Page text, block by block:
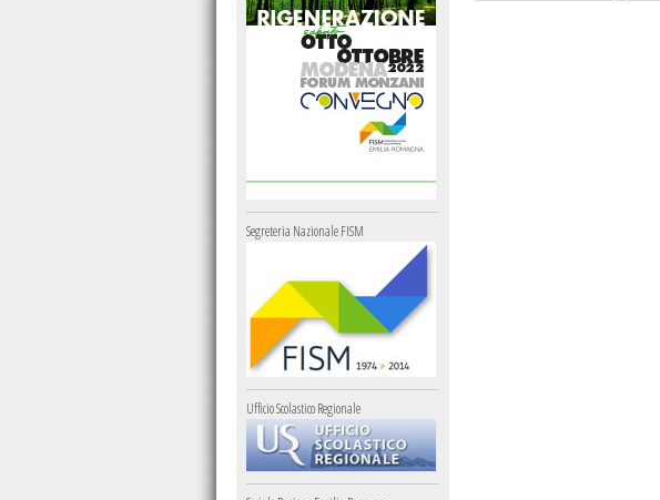
Segreteria Nazionale FISM
Ufficio Scolastico Regionale